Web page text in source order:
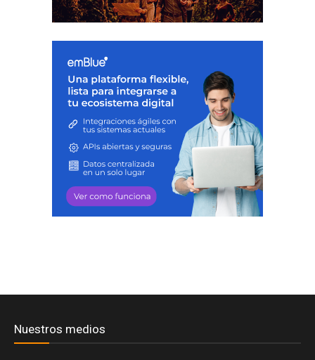
Nuestros medios